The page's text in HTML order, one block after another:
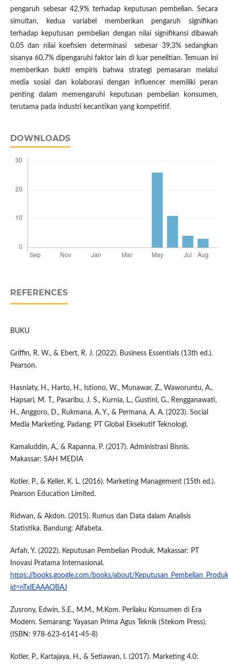
pengaruh sebesar 42,9% terhadap keputusan pembelian. Secara
simultan, kedua variabel memberikan pengaruh signifikan
terhadap keputusan pembelian dengan nilai signifikansi dibawah
0.05 dan nilai koefisien determinasi sebesar 39,3% sedangkan
sisanya 60,7% dipengaruhi faktor lain di luar penelitian. Temuan ini
memberikan bukti empiris bahwa strategi pemasaran melalui
media sosial dan kolaborasi dengan influencer memiliki peran
penting dalam memengaruhi keputusan pembelian konsumen,
terutama pada industri kecantikan yang kompetitif.
DOWNLOADS
REFERENCES
BUKU
Griffin, R. W., & Ebert, R. J. (2022). Business Essentials (13th ed.).
Pearson.
Hasniaty, H., Harto, H., Istiono, W., Munawar, Z., Waworuntu, A.,
Hapsari, M. T., Pasaribu, J. S., Kurnia, L., Gustini, G., Rengganawati,
H., Anggoro, D., Rukmana, A. Y., & Permana, A. A. (2023). Social
Media Marketing. Padang: PT Global Eksekutif Teknologi.
Kamaluddin, A., & Rapanna, P. (2017). Administrasi Bisnis.
Makassar: SAH MEDIA
Kotler, P., & Keller, K. L. (2016). Marketing Management (15th ed.).
Pearson Education Limited.
Ridwan, & Akdon. (2015). Rumus dan Data dalam Analisis
Statistika. Bandung: Alfabeta.
Arfah, Y. (2022). Keputusan Pembelian Produk. Makassar: PT
Inovasi Pratama Internasional.
https://books.google.com/books/about/
id=nTxlEAAAQBAJ
Zusrony, Edwin, S.E., M.M., M.Kom. Perilaku Konsumen di Era
Modern. Semarang: Yayasan Prima Agus Teknik (Stekom Press).
(ISBN: 978-623-6141-45-8)
Kotler, P., Kartajaya, H., & Setiawan, I. (2017). Marketing 4.0: